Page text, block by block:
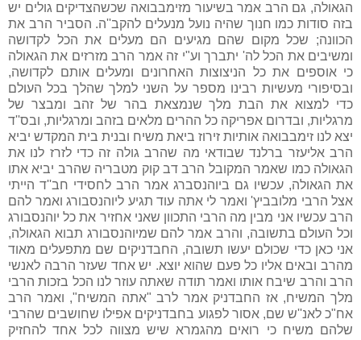
הגאולה, גם הרב אמר בשיעור מזימבבואה שכשהצדיקים גולים יש
בזה סודות כמו חנוך שהיה נועל מנעלים להקב''ה. הסביר הרב את
הכוונה; שכל מקום שהם מגיעים הם מעלים את הכל לקדושה
ומשיבים את הכל לה' יתברך וע"י זה אמר הרב מזרזים את הגאולה
כי אוספים את כל הניצוצות האחרונים ומעלים אותם לקדושה,
ובסיפורי מעשיות רבינו מספר על השני למלך שהלך בכל העולם
כדי למצוא את הבת מלך שנמצאת בהר של זהב ומבצר של
מרגליות, ובדרום אפריקה כל ההרים מלאים בזהב ומרגליות, ובס''ד
יצא לנו זימבבואה אותיות זירוז ביאת משיח ובנית בית המקדש יביא
הרב אליעזר ברלנד שבודאי מה שהרב גולה זה כדי לזרז לנו את
הגאולה כמו שאמר המקובל הרב דב קוק מטבריה שהרב יביא אתו
את הגאולה, עכשיו גם ביוהנסברג אמר הרב לחסידי חב''ד הייתי
אצל הרבי מלובביץ' ואמר לי אתה עוד תגיע ליוהנסבורג ואמר להם
הרב עכשיו אני מבין מה הרבי התכוון שאני אחזיר את כל יוהנסבורג
וכל העולם בתשובה, והרב אמר להם שמיוהנסבורג תבוא הגאולה,
אני כאן כדי שכולם יעשו תשובה, החבדניקים שם מתפעלים מאוד
מהרב ובאים אליו כל פעם שהוא יוצא. יש אחד שעזר הרבה לאנשי
הרב והרב שיבח אותו ואמר תודה שאתה עוזר לנו הכל בזכות הרבי
מלך המשיח, אז החבדניק אמר לרב "אתה המשיח", ואמר הרב
אח"כ לאנ''ש שם, אסור לפגוע בחבדניקים אפילו שחושבים שהרבי
שלהם משיח כי רואים מהגמרא שיש מצווה לכל אחד להחזיק